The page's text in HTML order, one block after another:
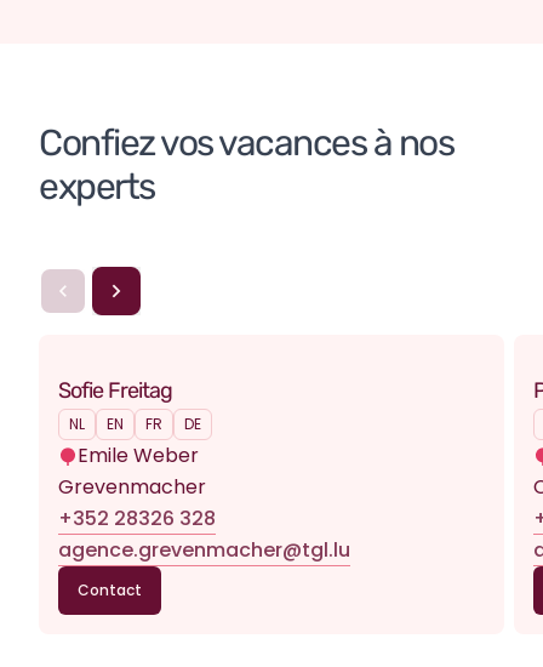
Confiez vos vacances à nos
experts
Sofie Freitag
NL EN FR DE
Emile Weber
Grevenmacher
+352 28326 328
agence.grevenmacher@tgl.lu
Contact